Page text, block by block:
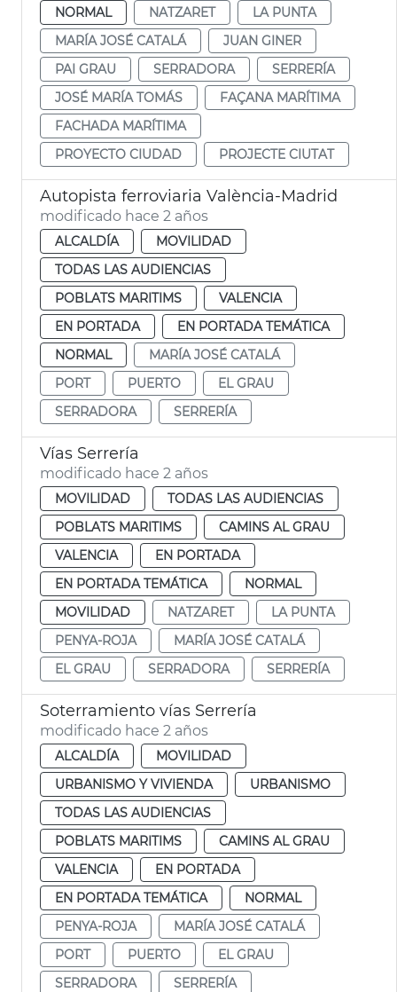
NORMAL NATZARET
LA PUNTA
MARÍA JOSÉ CATALÁ
JUAN GINER
PAI GRAU
SERRADORA
SERRERÍA
JOSÉ MARÍA TOMÁS
FAÇANA MARÍTIMA
FACHADA MARÍTIMA
PROYECTO CIUDAD
PROJECTE CIUTAT
Autopista ferroviaria València-Madrid
modificado hace 2 años
ALCALDÍA
MOVILIDAD
TODAS LAS AUDIENCIAS
POBLATS MARITIMS
VALENCIA
EN PORTADA
EN PORTADA TEMÁTICA
NORMAL
MARÍA JOSÉ CATALÁ
PORT
PUERTO
EL GRAU
SERRADORA
SERRERÍA
Vías Serrería
modificado hace 2 años
MOVILIDAD
TODAS LAS AUDIENCIAS
POBLATS MARITIMS
CAMINS AL GRAU
VALENCIA
EN PORTADA
EN PORTADA TEMÁTICA
NORMAL
MOVILIDAD
NATZARET
LA PUNTA
PENYA-ROJA
MARÍA JOSÉ CATALÁ
EL GRAU
SERRADORA SERRERÍA
Soterramiento vías Serrería
modificado hace 2 años
ALCALDÍA
MOVILIDAD
URBANISMO Y VIVIENDA
URBANISMO
TODAS LAS AUDIENCIAS
POBLATS MARITIMS
CAMINS AL GRAU
VALENCIA
EN PORTADA
EN PORTADA TEMÁTICA
NORMAL
PENYA-ROJA
MARÍA JOSÉ CATALÁ
PORT
PUERTO
EL GRAU
SERRADORA
SERRERÍA